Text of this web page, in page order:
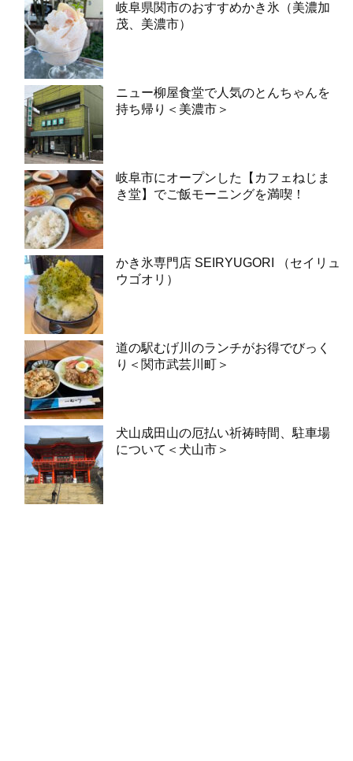
岐阜県関市のおすすめかき氷（美濃加
茂、美濃市）
ニュー柳屋食堂で人気のとんちゃんを
持ち帰り＜美濃市＞
岐阜市にオープンした【カフェねじま
き堂】でご飯モーニングを満喫！
かき氷専門店 SEIRYUGORI （セイリュ
ウゴオリ）
道の駅むげ川のランチがお得でびっく
り＜関市武芸川町＞
犬山成田山の厄払い祈祷時間、駐車場
について＜犬山市＞